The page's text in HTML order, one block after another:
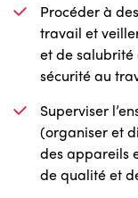
Procéder à
travail et
et de salubrité
sécurité au
Superviser
(organiser et
des appareils
de qualité et